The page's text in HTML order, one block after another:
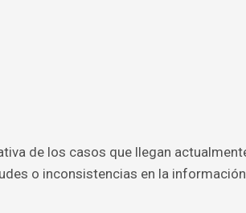
de los casos que llegan
o inconsistencias en la